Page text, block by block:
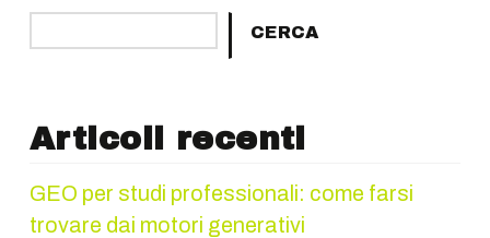
CERCA
Articoli recenti
GEO per studi professionali: come farsi
trovare dai motori generativi